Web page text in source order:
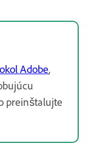
Adobe,
preinštalujte